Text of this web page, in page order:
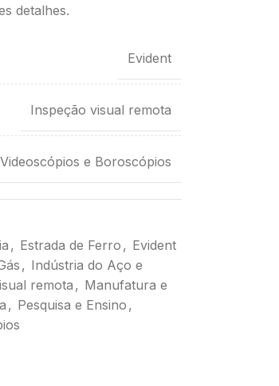
detalhes.
Evident
Inspeção visual remota
Videoscópios e Boroscópios
, Estrada de Ferro , Evident
, Indústria do Aço e
remota , Manufatura e
, Pesquisa e Ensino ,